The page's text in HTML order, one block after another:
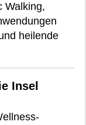
Walking,
heilende
Insel